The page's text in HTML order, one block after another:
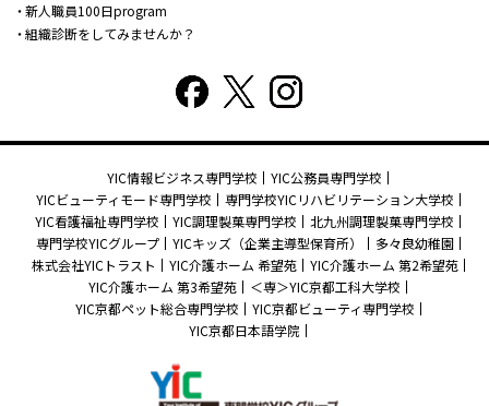
新人職員100日program
組織診断をしてみませんか？
YIC情報ビジネス専門学校
YIC公務員専門学校
YICビューティモード専門学校
専門学校YICリハビリテーション大学校
YIC看護福祉専門学校
YIC調理製菓専門学校
北九州調理製菓専門学校
専門学校YICグループ
YICキッズ（企業主導型保育所）
多々良幼稚園
株式会社YICトラスト
YIC介護ホーム 希望苑
YIC介護ホーム 第2希望苑
YIC介護ホーム 第3希望苑
＜専＞YIC京都工科大学校
YIC京都ペット総合専門学校
YIC京都ビューティ専門学校
YIC京都日本語学院